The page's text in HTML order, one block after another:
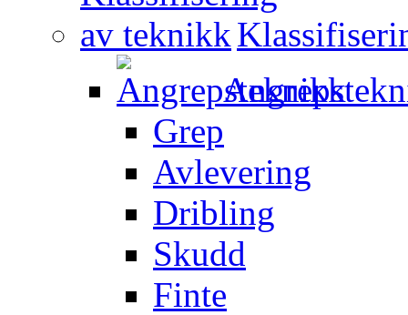
Grep
Avlevering
Dribling
Skudd
Finte